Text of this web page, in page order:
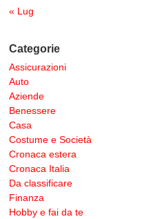
« Lug
Categorie
Assicurazioni
Auto
Aziende
Benessere
Casa
Costume e Società
Cronaca estera
Cronaca Italia
Da classificare
Finanza
Hobby e fai da te